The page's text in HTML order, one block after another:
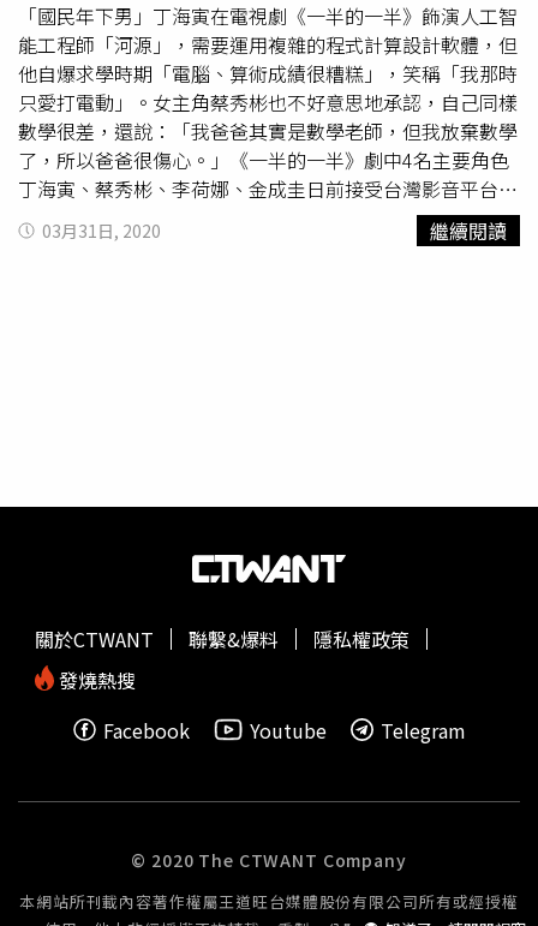
「國民年下男」丁海寅在電視劇《一半的一半》飾演人工智
能工程師「河源」，需要運用複雜的程式計算設計軟體，但
他自爆求學時期「電腦、算術成績很糟糕」，笑稱「我那時
只愛打電動」。女主角蔡秀彬也不好意思地承認，自己同樣
數學很差，還說：「我爸爸其實是數學老師，但我放棄數學
了，所以爸爸很傷心。」《一半的一半》劇中4名主要角色
丁海寅、蔡秀彬、李荷娜、金成圭日前接受台灣影音平台專
訪，談到彼此的魅力之處，蔡秀彬甜讚丁海寅是個暖男，
「海寅哥是個溫暖的人，他很照顧周遭的人，正直的態度也
軟深情，也下苦功學習彈鋼琴，努力呈現自然演技，金成圭
海寅飾演的文河源個性截然不同，可以說是有著相反的魅
力。」《一半的一半》每周二三上午10點在friDay影音全台
03月31日, 2020 繼續閱讀
關於CTWANT 聯繫&爆料
隱私權政策
發燒熱搜
Facebook
Youtube Telegram
© 2020 The CTWANT Company
本網站所刊載內容著作權屬王道旺台媒體股份有限公司所有或經授權